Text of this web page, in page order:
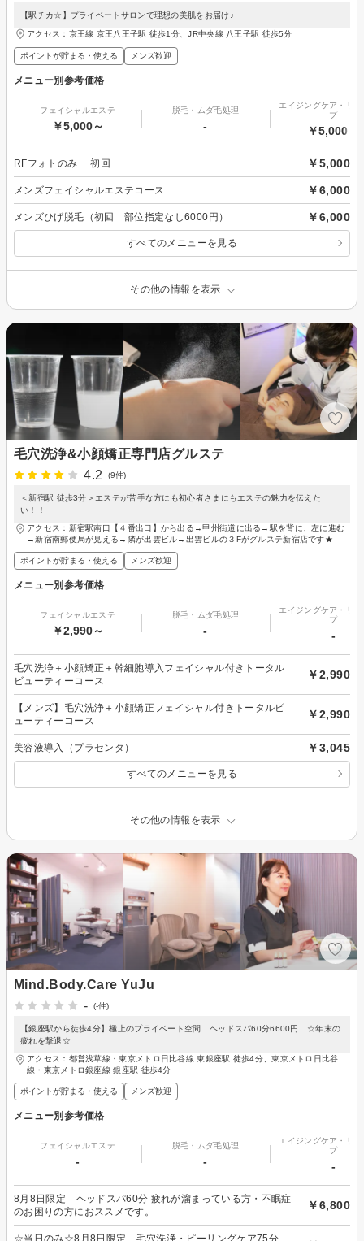
【駅チカ☆】プライベートサロンで理想の美肌をお届け♪
アクセス：京王線 京王八王子駅 徒歩1分、JR中央線 八王子駅 徒歩5分
ポイントが貯まる・使える メンズ歓迎
メニュー別参考価格
フェイシャルエステ
￥5,000～
脱毛・ムダ毛処理
-
エイジングケア・リ
プ
￥5,000～
RFフォトのみ 初回 ￥5,000
メンズフェイシャルエステコース ￥6,000
メンズひげ脱毛（初回 部位指定なし6000円） ￥6,000
すべてのメニューを見る
その他の情報を表示
毛穴洗浄&小顔矯正専門店グルステ
4.2
(9件)
＜新宿駅 徒歩3分＞エステが苦手な方にも初心者さまにもエステの魅力を伝えた
い！！
アクセス：新宿駅南口【４番出口】から出る→甲州街道に出る→駅を背に、左に進む
→新宿南郵便局が見える→隣が出雲ビル→出雲ビルの３Fがグルステ新宿店です★
ポイントが貯まる・使える メンズ歓迎
メニュー別参考価格
フェイシャルエステ
￥2,990～
脱毛・ムダ毛処理
-
エイジングケア・リ
プ
-
毛穴洗浄＋小顔矯正＋幹細胞導入フェイシャル付きトータル
ビューティーコース
￥2,990
【メンズ】毛穴洗浄＋小顔矯正フェイシャル付きトータルビ
ューティーコース
￥2,990
美容液導入（プラセンタ） ￥3,045
すべてのメニューを見る
その他の情報を表示
Mind.Body.Care YuJu
-
(-件)
【銀座駅から徒歩4分】極上のプライベート空間 ヘッドスパ60分6600円 ☆年末の
疲れを撃退☆
アクセス：都営浅草線・東京メトロ日比谷線 東銀座駅 徒歩4分、東京メトロ日比谷
線・東京メトロ銀座線 銀座駅 徒歩4分
ポイントが貯まる・使える メンズ歓迎
メニュー別参考価格
フェイシャルエステ
-
脱毛・ムダ毛処理
-
エイジングケア・リ
プ
-
8月8日限定 ヘッドスパ60分 疲れが溜まっている方・不眠症
のお困りの方におススメです。
￥6,800
☆当日のみ☆8月8日限定 毛穴洗浄・ピーリングケア75分